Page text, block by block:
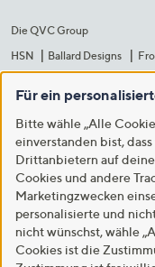
Die QVC Group
HSN
Ballard Designs
Für ein
Bitte wähle „Alle
einverstanden bist,
Drittanbietern auf
Cookies und andere
Marketingzwecken
personalisierte und
nicht wünschst, wähle
Cookies ist die